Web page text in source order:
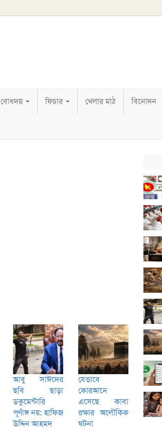
বোধদয় ফিচার খেলার মাঠ বিনোদন
আবু সাঈদের
ছবি ছাড়া
ডকুমেন্টারি
পূর্ণাঙ্গ নয়: হাফিজ
উদ্দিন আহমদ
যেভাবে
কোরআনে
এসেছে কাবা
রক্ষার অলৌকিক
ঘটনা